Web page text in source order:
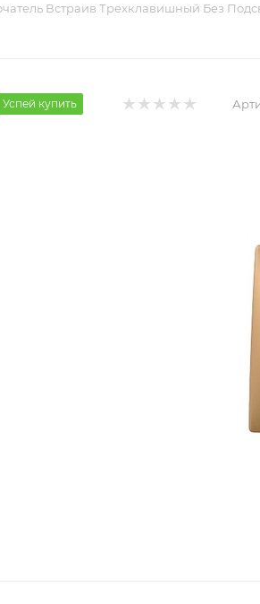
Встраив Трехклавишный Без
Успей купить